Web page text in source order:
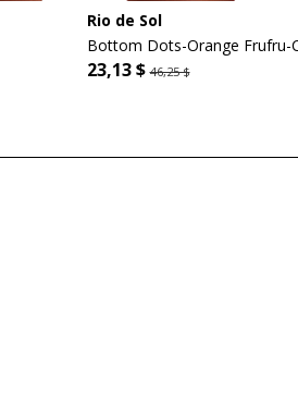
Rio de Sol
Bottom Dots-Orange Frufru-
23,13 $46,25 $